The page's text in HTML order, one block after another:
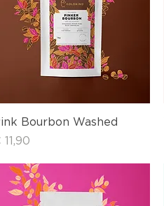
Schnellansicht
Bourbon Washed
11,90